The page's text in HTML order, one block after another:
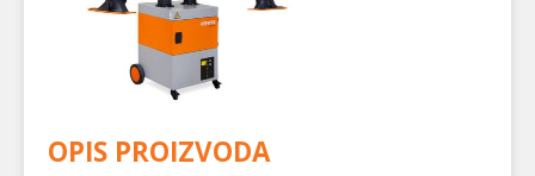
OPIS PROIZVODA